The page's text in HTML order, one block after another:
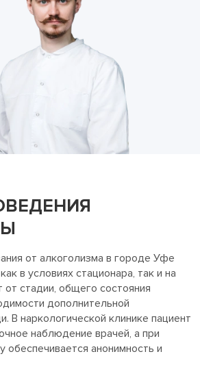
от алкоголизма в городе Уфе
в условиях стационара, так и на
стадии, общего состояния
дополнительной
В наркологической клинике пациент
наблюдение врачей, а при
обеспечивается анонимность и